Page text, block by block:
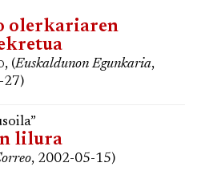
olerkariaren
, (Euskaldunon Egunkaria,
27)
lilura
, 2002-05-15)